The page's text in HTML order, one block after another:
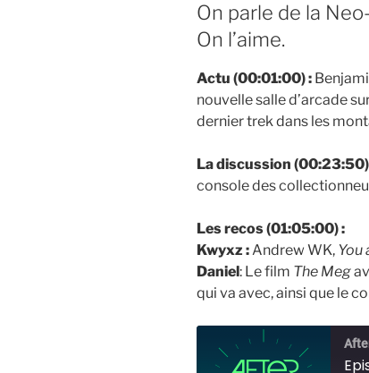
On parle de la
On l’aime.
Actu (00:01:00) :
nouvelle salle d’arcade
dernier trek dans les
La discussion
console des
Les recos (01:05:00) :
Kwyxz : Andrew WK, You
Daniel: Le film The Meg
qui va avec, ainsi que le